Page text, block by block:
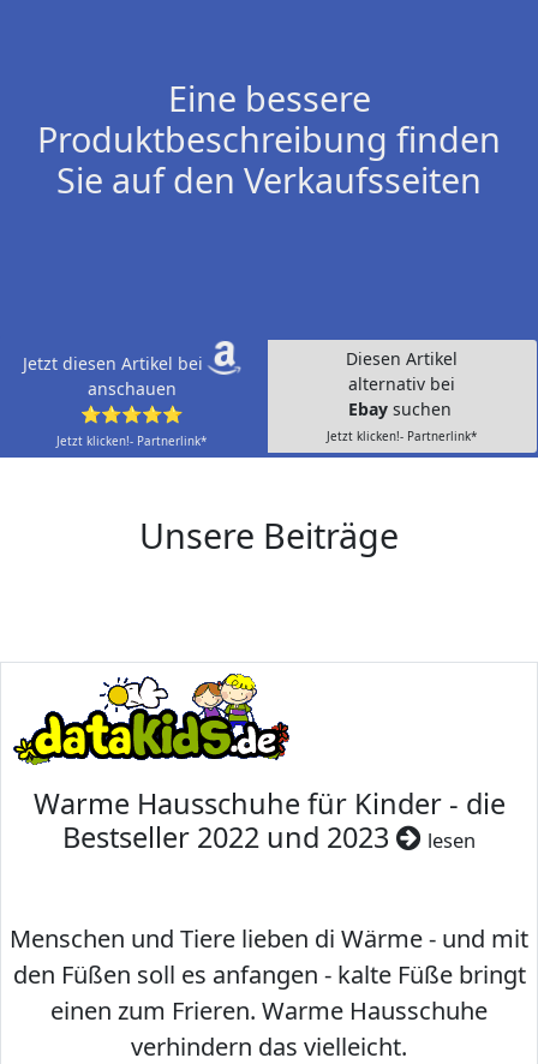
Eine bessere
Produktbeschreibung finden
Sie auf den Verkaufsseiten
Jetzt diesen Artikel bei
anschauen
⭐⭐⭐⭐⭐
Jetzt klicken!- Partnerlink*
Diesen Artikel
alternativ bei
Ebay suchen
Jetzt klicken!- Partnerlink*
Unsere Beiträge
Warme Hausschuhe für Kinder - die
Bestseller 2022 und 2023
lesen
Menschen und Tiere lieben di Wärme - und mit
den Füßen soll es anfangen - kalte Füße bringt
einen zum Frieren. Warme Hausschuhe
verhindern das vielleicht.